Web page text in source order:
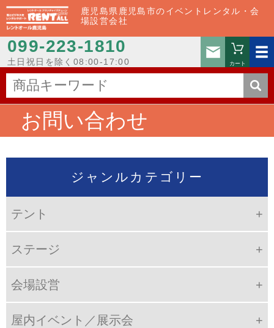
鹿児島県鹿児島市のイベントレンタル・会
場設営会社
099-223-1810
土日祝日を除く08:00-17:00
お問い
カート
ジャンルカテゴリー
テント
ステージ
会場設営
屋内イベント／展示会
お問い合わせ